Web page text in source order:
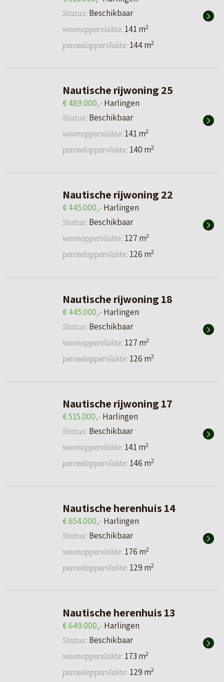
op het westen gelegen.
Wil je meer weten? Neem dan een kijkje op de
Status: Beschikbaar
woonoppervlakte: 141 m2
perceeloppervlakte: 144 m2
Nautische rijwoning 25
€ 489.000,- Harlingen
Status: Beschikbaar
woonoppervlakte: 141 m2
perceeloppervlakte: 140 m2
Nautische rijwoning 22
€ 445.000,- Harlingen
Status: Beschikbaar
woonoppervlakte: 127 m2
perceeloppervlakte: 126 m2
Nautische rijwoning 18
€ 445.000,- Harlingen
Status: Beschikbaar
woonoppervlakte: 127 m2
perceeloppervlakte: 126 m2
Nautische rijwoning 17
€ 515.000,- Harlingen
Status: Beschikbaar
woonoppervlakte: 141 m2
perceeloppervlakte: 146 m2
Nautische herenhuis 14
€ 654.000,- Harlingen
Status: Beschikbaar
woonoppervlakte: 176 m2
perceeloppervlakte: 129 m2
Nautische herenhuis 13
€ 649.000,- Harlingen
Status: Beschikbaar
woonoppervlakte: 173 m2
perceeloppervlakte: 129 m2